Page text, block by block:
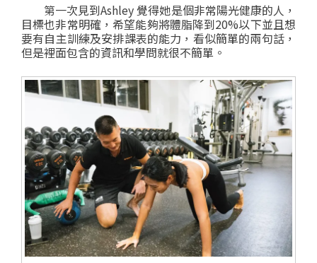
第一次見到Ashley 覺得她是個非常陽光健康的人，
目標也非常明確，希望能夠將體脂降到20%以下並且想
要有自主訓練及安排課表的能力，看似簡單的兩句話，
但是裡面包含的資訊和學問就很不簡單。